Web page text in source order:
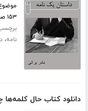
۱۵۳ صفحه
نامه،
دانلود کتاب حال